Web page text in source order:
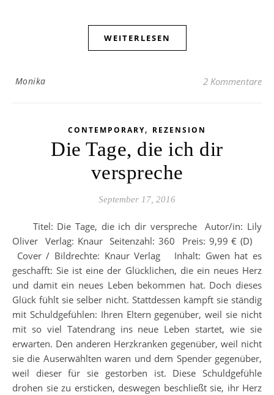
WEITERLESEN
Monika 2 Kommentare
CONTEMPORARY, REZENSION
Die Tage, die ich dir
verspreche
September 17, 2016
Titel: Die Tage, die ich dir verspreche Autor/in: Lily
Oliver Verlag: Knaur Seitenzahl: 360 Preis: 9,99 € (D)
Cover / Bildrechte: Knaur Verlag Inhalt: Gwen hat es
geschafft: Sie ist eine der Glücklichen, die ein neues Herz
und damit ein neues Leben bekommen hat. Doch dieses
Glück fühlt sie selber nicht. Stattdessen kämpft sie ständig
mit Schuldgefühlen: Ihren Eltern gegenüber, weil sie nicht
mit so viel Tatendrang ins neue Leben startet, wie sie
erwarten. Den anderen Herzkranken gegenüber, weil nicht
sie die Auserwählten waren und dem Spender gegenüber,
weil dieser für sie gestorben ist. Diese Schuldgefühle
drohen sie zu ersticken, deswegen beschließt sie, ihr Herz